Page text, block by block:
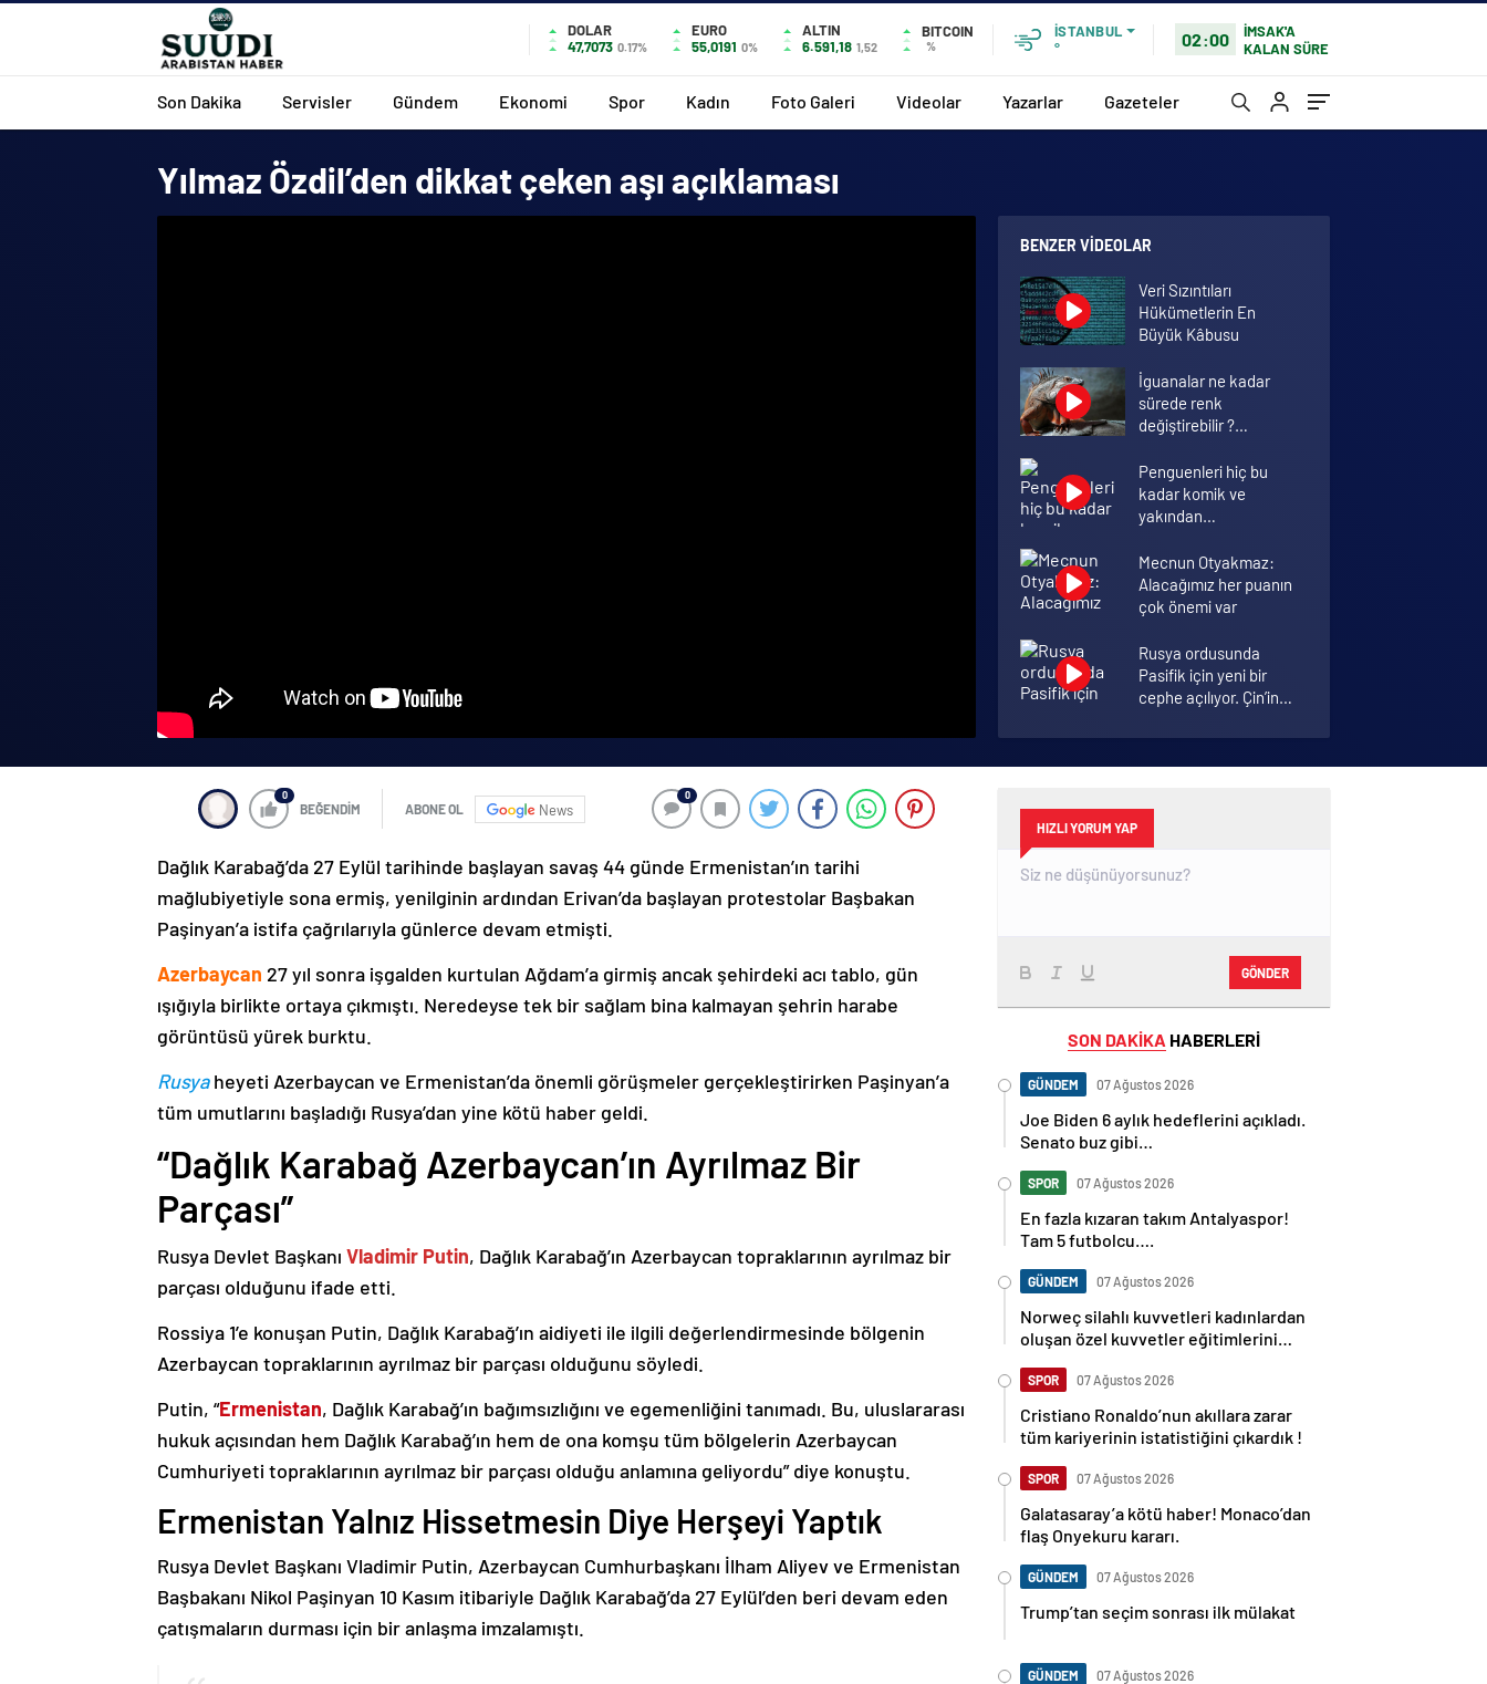
DOLAR
47,7073 0.17%
EURO
55,0191 0%
ALTIN
6.591,18 1,52
BITCOIN
%
İSTANBUL
°
02:00
İMSAK'A
KALAN SÜRE
Son Dakika Servisler Gündem Ekonomi Spor Kadın Foto Galeri Videolar Yazarlar Gazeteler
Yılmaz Özdil’den dikkat çeken aşı açıklaması
BENZER VIDEOLAR
Veri Sızıntıları
Hükümetlerin En
Büyük Kâbusu
İguanalar ne kadar
sürede renk
değiştirebilir ?
Penguenleri hiç bu
kadar komik ve
yakından
Mecnun Otyakmaz:
Alacağımız her puanın
çok önemi var
Rusya ordusunda
Pasifik için yeni bir
cephe açılıyor. Çin’in
Şenol Güneş: Arda
Turan Milli Takım
0
BEĞENDİM ABONE OL News
0
Dağlık Karabağ’da 27 Eylül tarihinde başlayan savaş 44 günde Ermenistan’ın tarihi
mağlubiyetiyle sona ermiş, yenilginin ardından Erivan’da başlayan protestolar Başbakan
Paşinyan’a istifa çağrılarıyla günlerce devam etmişti.
Azerbaycan 27 yıl sonra işgalden kurtulan Ağdam’a girmiş ancak şehirdeki acı tablo, gün
ışığıyla birlikte ortaya çıkmıştı. Neredeyse tek bir sağlam bina kalmayan şehrin harabe
görüntüsü yürek burktu.
Rusyaheyeti Azerbaycan ve Ermenistan’da önemli görüşmeler gerçekleştirirken Paşinyan’a
tüm umutlarını başladığı Rusya’dan yine kötü haber geldi.
“Dağlık Karabağ Azerbaycan’ın Ayrılmaz Bir
Parçası”
Rusya Devlet Başkanı Vladimir Putin, Dağlık Karabağ’ın Azerbaycan topraklarının ayrılmaz bir
parçası olduğunu ifade etti.
Rossiya 1’e konuşan Putin, Dağlık Karabağ’ın aidiyeti ile ilgili değerlendirmesinde bölgenin
Azerbaycan topraklarının ayrılmaz bir parçası olduğunu söyledi.
Putin, “Ermenistan, Dağlık Karabağ’ın bağımsızlığını ve egemenliğini tanımadı. Bu, uluslararası
hukuk açısından hem Dağlık Karabağ’ın hem de ona komşu tüm bölgelerin Azerbaycan
Cumhuriyeti topraklarının ayrılmaz bir parçası olduğu anlamına geliyordu” diye konuştu.
Ermenistan Yalnız Hissetmesin Diye Herşeyi Yaptık
Rusya Devlet Başkanı Vladimir Putin, Azerbaycan Cumhurbaşkanı İlham Aliyev ve Ermenistan
Başbakanı Nikol Paşinyan 10 Kasım itibariyle Dağlık Karabağ’da 27 Eylül’den beri devam eden
çatışmaların durması için bir anlaşma imzalamıştı.
HIZLI YORUM YAP
GÖNDER
SON DAKİKA HABERLERİ
GÜNDEM 07 Ağustos 2026
Joe Biden 6 aylık hedeflerini açıkladı.
Senato buz gibi…
SPOR 07 Ağustos 2026
En fazla kızaran takım Antalyaspor!
Tam 5 futbolcu….
GÜNDEM 07 Ağustos 2026
Norweç silahlı kuvvetleri kadınlardan
oluşan özel kuvvetler eğitimlerini
SPOR 07 Ağustos 2026
Cristiano Ronaldo’nun akıllara zarar
tüm kariyerinin istatistiğini çıkardık !
SPOR 07 Ağustos 2026
Galatasaray’a kötü haber! Monaco’dan
flaş Onyekuru kararı.
GÜNDEM 07 Ağustos 2026
Trump’tan seçim sonrası ilk mülakat
GÜNDEM 07 Ağustos 2026